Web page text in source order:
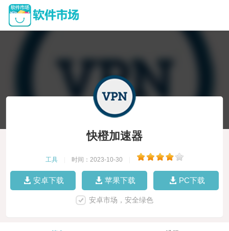
快橙加速器
工具 时间：2023-10-30
安卓下载 苹果下载 PC下载
安卓市场，安全绿色